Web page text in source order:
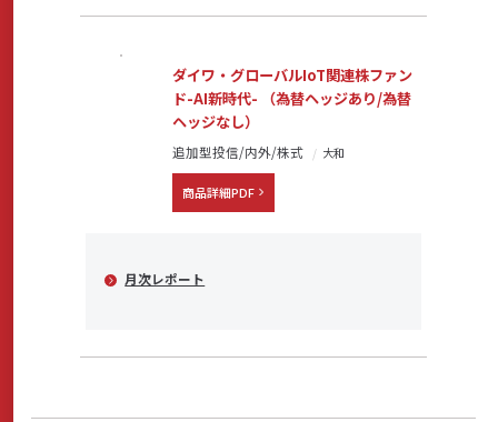
ダイワ・グローバルIoT関連株ファン
ド-AI新時代- （為替ヘッジあり/為替
ヘッジなし）
追加型投信/内外/株式 大和
商品詳細PDF
月次レポート